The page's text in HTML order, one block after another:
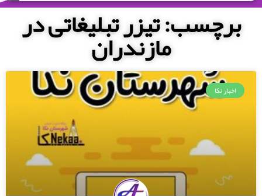
برچسب: تیزر تبلیغاتی در
مازندران
اخبار نکا